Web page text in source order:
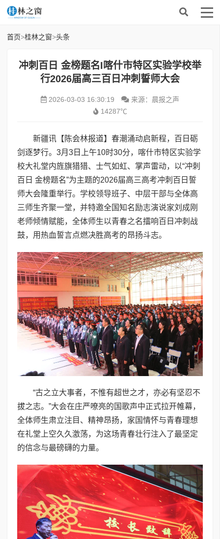
首页>桂林之窗>头条
​冲刺百日 金榜题名I喀什市特区实验学校举
行2026届高三百日冲刺誓师大会
2026-03-03 16:30:19
来源：晨报之声
14287℃
新疆讯【陈会林报道】春潮涌动启新程，百日砺
剑逐梦行。3月3日上午10时30分，喀什市特区实验学
校大礼堂内旌旗猎猎、士气如虹、掌声雷动，以“冲刺
百日 金榜题名”为主题的2026届高三高考冲刺百日誓
师大会隆重举行。学校领导班子、中层干部与全体高
三师生齐聚一堂，并特邀全国知名励志演说家刘成刚
老师倾情赋能，全体师生以青春之名擂响百日冲刺战
鼓，用热血誓言点燃决胜高考的昂扬斗志。
“古之立大事者，不惟有超世之才，亦必有坚忍不
拔之志。”大会在庄严嘹亮的国歌声中正式拉开帷幕，
全体师生肃立注目、精神昂扬，家国情怀与青春理想
在礼堂上空久久激荡，为这场青春壮行注入了最坚定
的信念与最磅礴的力量。